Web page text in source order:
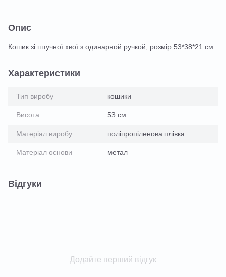
Опис
Кошик зі штучної хвої з одинарной ручкой, розмір 53*38*21 см.
Характеристики
Тип виробу кошики
Висота 53 см
Матеріал виробу поліпропіленова плівка
Матеріал основи метал
Відгуки
Додайте перший відгук